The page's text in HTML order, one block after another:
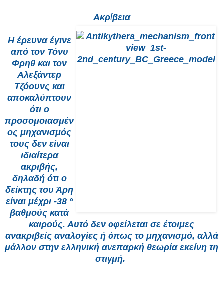
Ακρίβεια
Η έρευνα έγινε
από τον Τόνυ
Φρηθ και τον
Αλεξάντερ
Τζόουνς και
αποκαλύπτουν
ότι ο
προσομοιασμέν
ος μηχανισμός
τους δεν είναι
ιδιαίτερα
ακριβής,
δηλαδή ότι ο
δείκτης του Άρη
είναι μέχρι -38 °
βαθμούς κατά
καιρούς. Αυτό δεν οφείλεται σε έτοιμες
ανακριβείς αναλογίες ή όπως το μηχανισμό, αλλά
μάλλον στην ελληνική ανεπαρκή θεωρία εκείνη τη
στιγμή.